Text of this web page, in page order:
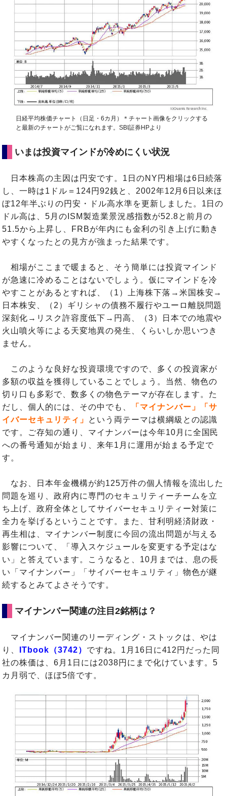
日経平均株価チャート（日足・6カ月）＊チャート画像をクリックする
と最新のチャートがご覧になれます。SBI証券HPより
いまは投資マインドが冷めにくい状況
日本株高の主因は円安です。1日のNY円相場は6日続落
し、一時は1ドル＝124円92銭と、2002年12月6日以来ほ
ぼ12年半ぶりの円安・ドル高水準を更新しました。1日の
ドル高は、5月のISM製造業景況感指数が52.8と前月の
51.5から上昇し、FRBが年内にも金利の引き上げに動き
やすくなったとの見方が強まった結果です。
相場がここまで暖まると、そう簡単には投資マインド
が急速に冷めることはないでしょう。仮にマインドを冷
やすことがあるとすれば、（1）上海株下落→米国株安→
日本株安、（2）ギリシャの債務不履行やユーロ離脱問題
深刻化→リスク許容度低下→円高、（3）日本での地震や
火山噴火等による天変地異の発生、くらいしか思いつき
ません。
このような良好な投資環境ですので、多くの投資家が
多額の収益を獲得していることでしょう。当然、物色の
切り口も多彩で、数多くの物色テーマが存在します。た
だし、個人的には、その中でも、
「マイナンバー」「サ
イバーセキュリティ」
という両テーマは横綱級との認識
です。ご存知の通り、マイナンバーは今年10月に全国民
への番号通知が始まり、来年1月に運用が始まる予定で
す。
なお、日本年金機構が約125万件の個人情報を流出した
問題を巡り、政府内に専門のセキュリティーチームを立
ち上げ、政府全体としてサイバーセキュリティー対策に
全力を挙げるということです。また、甘利明経済財政・
再生相は、マイナンバー制度に今回の流出問題が与える
影響について、「導入スケジュールを変更する予定はな
い」と答えています。こうなると、10月までは、息の長
い「マイナンバー」「サイバーセキュリティ」物色が継
続するとみてよさそうです。
マイナンバー関連の注目2銘柄は？
マイナンバー関連のリーディング・ストックは、やは
り、
ITbook（3742） ですね。1月16日に412円だった同
社の株価は、6月1日には2038円にまで化けています。5
カ月弱で、ほぼ5倍です。